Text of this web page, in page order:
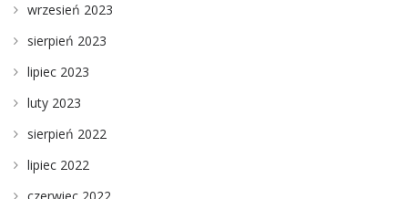
wrzesień 2023
sierpień 2023
lipiec 2023
luty 2023
sierpień 2022
lipiec 2022